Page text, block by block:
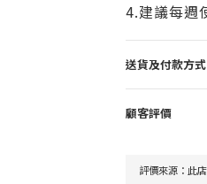
4.建議每週
送貨及付款方式
顧客評價